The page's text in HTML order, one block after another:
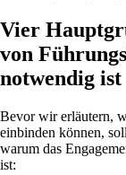
Vier
von
notwendig ist
Bevor wir erläutern,
einbinden können,
warum das
ist: